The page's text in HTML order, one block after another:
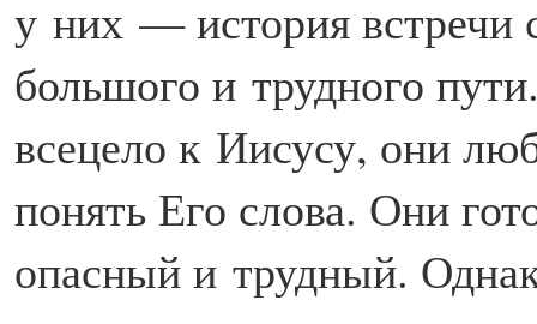
у них — история встречи
большого и трудного
всецело к Иисусу, они
понять Его слова. Они
опасный и трудный.